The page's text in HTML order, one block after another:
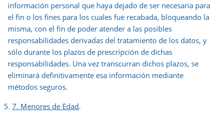
información personal que haya dejado de ser necesaria para
el fin o los fines para los cuales fue recabada, bloqueando la
misma, con el fin de poder atender a las posibles
responsabilidades derivadas del tratamiento de los datos, y
sólo durante los plazos de prescripción de dichas
responsabilidades. Una vez transcurran dichos plazos, se
eliminará definitivamente esa información mediante
métodos seguros.
7. Menores de Edad.